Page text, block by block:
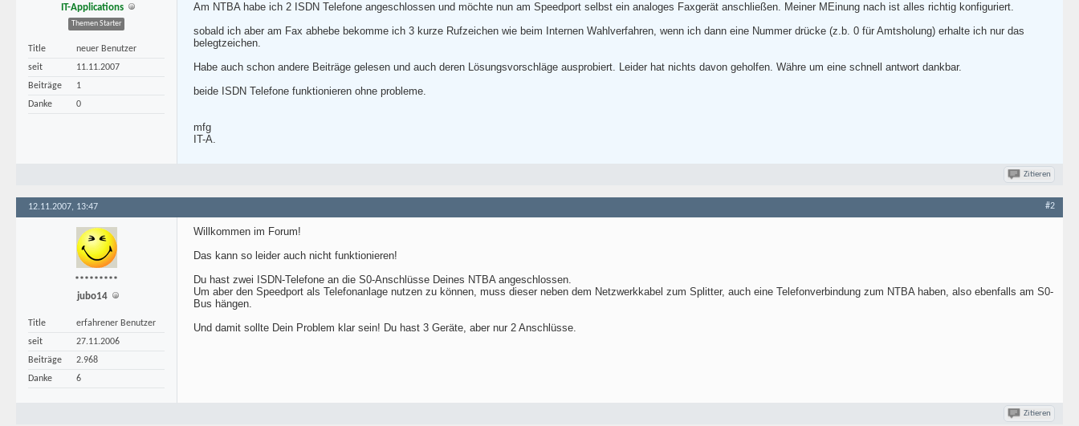
IT-Applications
Themen Starter
Title
neuer Benutzer
seit
11.11.2007
Beiträge
1
Danke
0
Am NTBA habe ich 2 ISDN Telefone angeschlossen und möchte nun am Speedport selbst ein analoges Faxgerät anschließen. Meiner MEinung nach ist alles richtig konfiguriert.
sobald ich aber am Fax abhebe bekomme ich 3 kurze Rufzeichen wie beim Internen Wahlverfahren, wenn ich dann eine Nummer drücke (z.b. 0 für Amtsholung) erhalte ich nur das
belegtzeichen.
Habe auch schon andere Beiträge gelesen und auch deren Lösungsvorschläge ausprobiert. Leider hat nichts davon geholfen. Währe um eine schnell antwort dankbar.
beide ISDN Telefone funktionieren ohne probleme.
mfg
IT-A.
Zitieren
12.11.2007, 13:47 #2
*********
jubo14
Title
erfahrener Benutzer
seit
27.11.2006
Beiträge
2.968
Danke
6
Willkommen im Forum!
Das kann so leider auch nicht funktionieren!
Du hast zwei ISDN-Telefone an die S0-Anschlüsse Deines NTBA angeschlossen.
Um aber den Speedport als Telefonanlage nutzen zu können, muss dieser neben dem Netzwerkkabel zum Splitter, auch eine Telefonverbindung zum NTBA haben, also ebenfalls am S0-
Bus hängen.
Und damit sollte Dein Problem klar sein! Du hast 3 Geräte, aber nur 2 Anschlüsse.
Zitieren